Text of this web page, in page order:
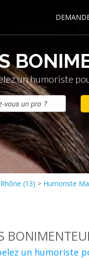
un humoriste
(13) > Humoriste
un humoriste